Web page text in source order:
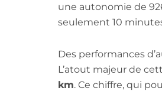
une autonomie de
seulement 10
Des performances
L’atout majeur de
km. Ce chiffre, qui